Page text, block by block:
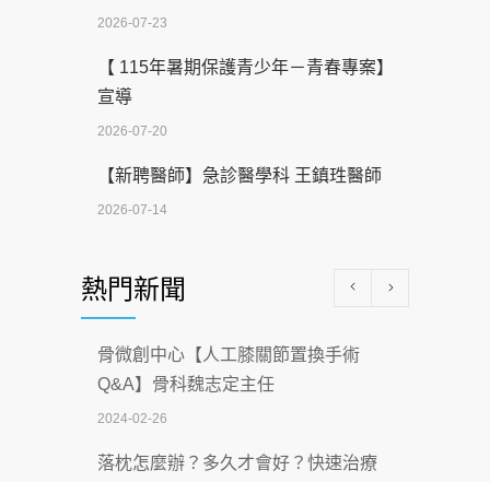
2026-07-23
【 115年暑期保護青少年－青春專案】
宣導
2026-07-20
【新聘醫師】急診醫學科 王鎮珄醫師
2026-07-14
科能量
2026-07-08
沒菸酒也瀕臨洗腎？65歲男靠「這習
慣」逆轉腎功能 醫揭3招救命
2026-07-08
體溫飆破41度！醫連收兩例中暑病例：
熱門新聞
骨微創中心【人工膝關節置換手術
Q&A】骨科魏志定主任
2024-02-26
落枕怎麼辦？多久才會好？快速治療